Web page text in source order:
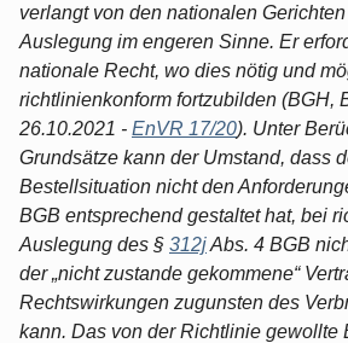
verlangt von den nationalen
Auslegung im engeren Sinne. Er
nationale Recht, wo dies nötig und
richtlinienkonform fortzubilden (BGH,
26.10.2021 - EnVR 17/20). Unter
Grundsätze kann der Umstand, dass
Bestellsituation nicht den
BGB entsprechend gestaltet hat, bei
Auslegung des § 312jAbs. 4 BGB
der „nicht zustande gekommene“
Rechtswirkungen zugunsten des
kann. Das von der Richtlinie gewollte